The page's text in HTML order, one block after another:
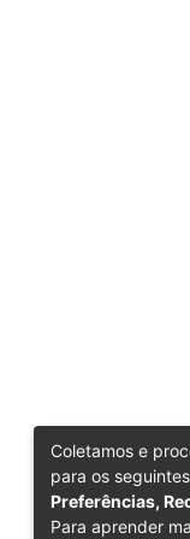
Coletamos e
para os
Preferências,
Para aprender